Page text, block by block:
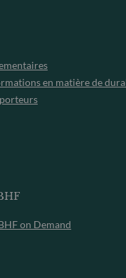
en matière de
on Demand